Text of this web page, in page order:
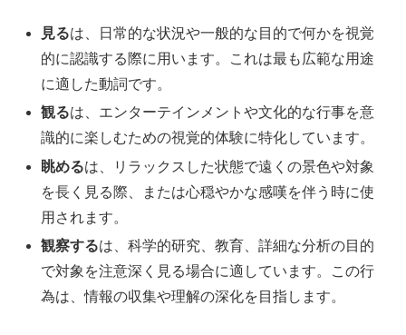
見るは、日常的な状況や一般的な目的で何かを視覚
的に認識する際に用います。これは最も広範な用途
に適した動詞です。
観るは、エンターテインメントや文化的な行事を意
識的に楽しむための視覚的体験に特化しています。
眺めるは、リラックスした状態で遠くの景色や対象
を長く見る際、または心穏やかな感嘆を伴う時に使
用されます。
観察するは、科学的研究、教育、詳細な分析の目的
で対象を注意深く見る場合に適しています。この行
為は、情報の収集や理解の深化を目指します。